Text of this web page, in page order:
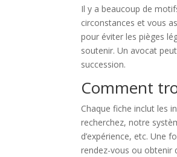
Il y a beaucoup de
circonstances et vous
pour éviter les pièges
soutenir. Un avocat
succession.
Comment
Chaque fiche inclut les
recherchez, notre
d’expérience, etc. Une
rendez-vous ou obtenir